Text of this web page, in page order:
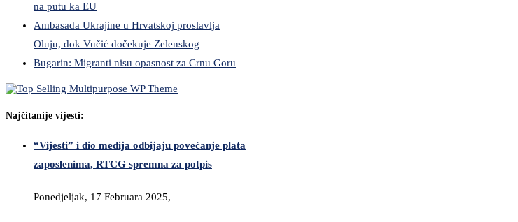
na putu ka EU
Ambasada Ukrajine u Hrvatskoj proslavlja
Oluju, dok Vučić dočekuje Zelenskog
Bugarin: Migranti nisu opasnost za Crnu Goru
Najčitanije vijesti:
“Vijesti” i dio medija odbijaju povećanje plata
zaposlenima, RTCG spremna za potpis
Ponedjeljak, 17 Februara 2025,